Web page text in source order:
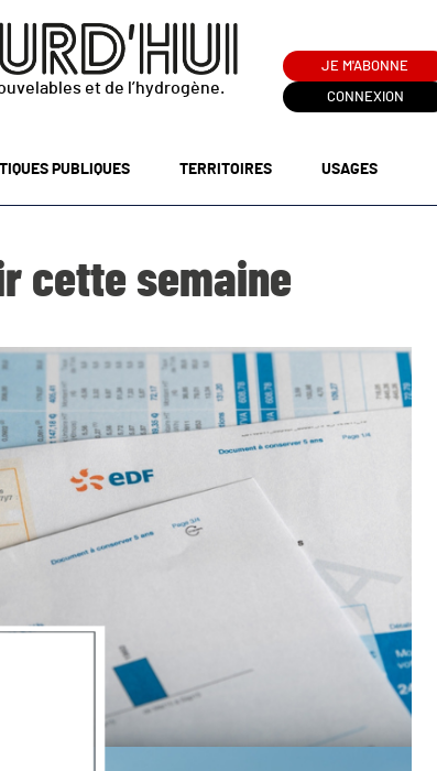
et de l’hydrogène.
JE M'ABONNE
CONNEXION
PUBLIQUES TERRITOIRES USAGES
cette semaine